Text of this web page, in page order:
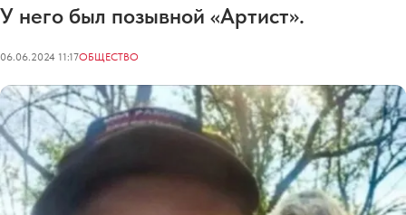
У него был позывной «Артист».
06.06.2024 11:17ОБЩЕСТВО